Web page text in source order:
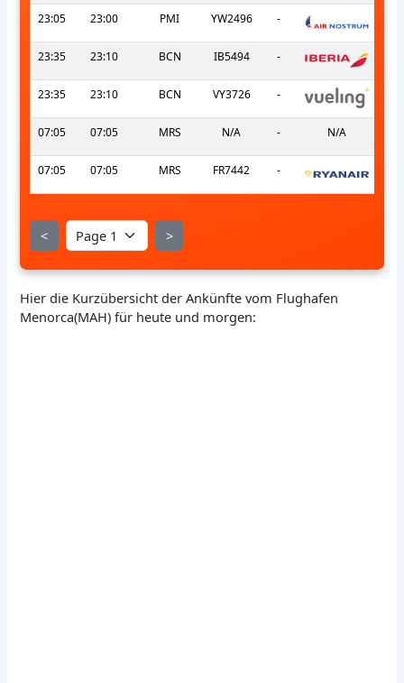
23:05 23:00 PMI YW2496 -
23:35 23:10 BCN IB5494 -
23:35 23:10 BCN VY3726 -
07:05 07:05 MRS N/A - N/A
07:05 07:05 MRS FR7442 -
< >
Hier die Kurzübersicht der Ankünfte vom Flughafen
Menorca(MAH) für heute und morgen: